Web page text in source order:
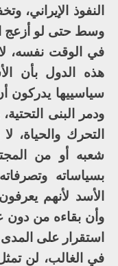
النفوذ
وسط حتى لو أزعج
في الوقت نفسه،
هذه الدول بأن
سياسييها
ودمر البنى
التحرك والحياة،
شعبه أو من
بسياساته
الأسد لأنهم
وأن بقاءه من دون
استقرار على المدى
في الغالب، لن